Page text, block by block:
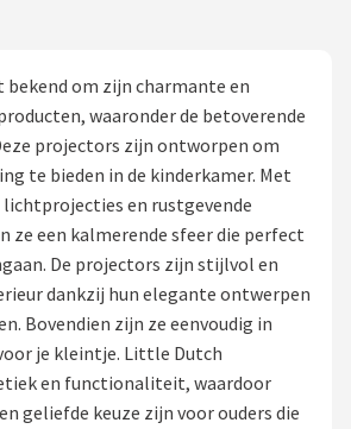
om zijn charmante en
waaronder de betoverende
projectors zijn ontworpen om
te bieden in de kinderkamer. Met
en rustgevende
ze een kalmerende sfeer die perfect
De projectors zijn stijlvol en
dankzij hun elegante ontwerpen
Bovendien zijn ze eenvoudig in
je kleintje. Little Dutch
en functionaliteit, waardoor
geliefde keuze zijn voor ouders die